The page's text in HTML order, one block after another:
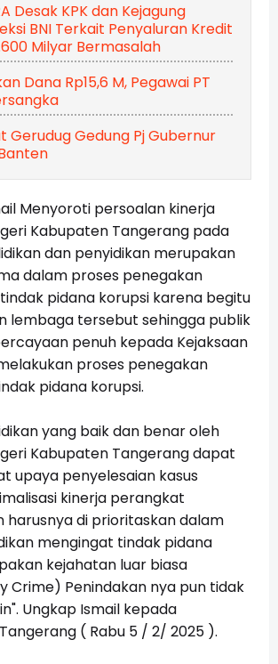
Desak KPK dan Kejagung
BNI Terkait Penyaluran Kredit
Milyar Bermasalah
Dana Rp15,6 M, Pegawai PT
Gerudug Gedung Pj Gubernur
Menyoroti persoalan kinerja
Kabupaten Tangerang pada
dan penyidikan merupakan
dalam proses penegakan
pidana korupsi karena begitu
lembaga tersebut sehingga publik
penuh kepada Kejaksaan
proses penegakan
pidana korupsi.
yang baik dan benar oleh
Kabupaten Tangerang dapat
upaya penyelesaian kasus
kinerja perangkat
harusnya di prioritaskan dalam
mengingat tindak pidana
kejahatan luar biasa
Crime) Penindakan nya pun tidak
Ungkap Ismail kepada
( Rabu 5 / 2/ 2025 ).